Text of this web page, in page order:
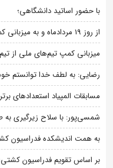
با حضور اساتید دانشگاهی؛
از روز 19 مردادماه و به میزبانی کمپ تیم های ملی؛
میزبانی کمپ تیم‌های ملی از
رضایی: به لطف خدا توانستم
مسابقات المپیاد استعدادهای
شمسی‌پور: با سلاح زیرگیری به
به همت اندیشکده فدراسیون
بر اساس تقویم فدراسیون